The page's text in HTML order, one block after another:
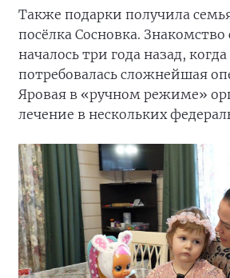
Также подарки получила
посёлка Сосновка.
началось три года назад,
потребовалась сложнейшая
Яровая в «ручном режиме»
лечение в нескольких